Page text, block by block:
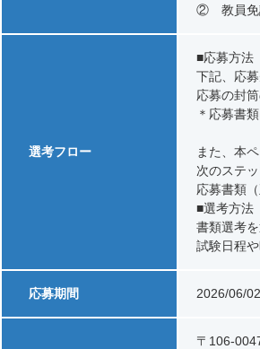
② 教員免
選考フロー
■応募方法
下記、応
応募の封
＊応募書
また、本
次のステ
応募書類
■選考方法
書類選考
試験日程
応募期間 2026/06/
〒106-